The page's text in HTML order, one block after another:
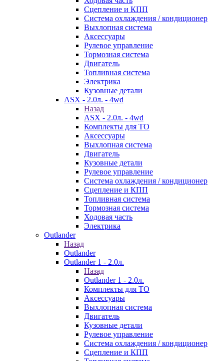
Сцепление и КПП
Система охлаждения / кондиционер
Выхлопная система
Аксессуары
Рулевое управление
Тормозная система
Двигатель
Топливная система
Электрика
Кузовные детали
ASX - 2.0л. - 4wd
Назад
ASX - 2.0л. - 4wd
Комплекты для ТО
Аксессуары
Выхлопная система
Двигатель
Кузовные детали
Рулевое управление
Система охлаждения / кондиционер
Сцепление и КПП
Топливная система
Тормозная система
Ходовая часть
Электрика
Outlander
Назад
Outlander
Outlander 1 - 2.0л.
Назад
Outlander 1 - 2.0л.
Комплекты для ТО
Аксессуары
Выхлопная система
Двигатель
Кузовные детали
Рулевое управление
Система охлаждения / кондиционер
Сцепление и КПП